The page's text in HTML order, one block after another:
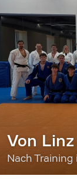
Von
Nach